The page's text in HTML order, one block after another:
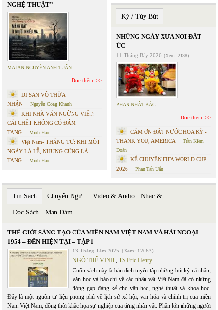
NGHỆ THUẬT”
MAI AN NGUYỄN ANH TUẤN
Đọc thêm
DI SẢN VÔ THỪA
NHẬN
Nguyễn Công Khanh
KHI NHÀ VĂN NGỪNG VIẾT:
CÁI CHẾT KHÔNG CÓ ĐÁM
TANG
Minh Hạo
Việt Nam- THÁNG TƯ: KHI MỘT
NGÀY LÀ LỄ, NHƯNG CŨNG LÀ
TANG
Minh Hạo
Ký / Tùy Bút
NHỮNG NGÀY XƯA NƠI ĐẤT
ÚC
11 Tháng Bảy 2026 (Xem: 2138)
PHAN NHẬT BẮC
Đọc thêm
CÁM ƠN ĐẤT NƯỚC HOA KỲ -
THANK YOU, AMERICA
Trần Kiêm
Đoàn
KỂ CHUYỆN FIFA WORLD CUP
2026
Phan Tấn Uẩn
Tin Sách Chuyển Ngữ Video & Audio : Nhạc & . . .
Đọc Sách - Mạn Đàm
THẾ GIỚI SÁNG TẠO CỦA MIỀN NAM VIỆT NAM VÀ HẢI NGOẠI
1954 – ĐẾN HIỆN TẠI – TẬP 1
13 Tháng Tám 2025 (Xem: 12063)
NGÔ THẾ VINH, TS Eric Henry
Cuốn sách này là bản dịch tuyển tập những bút ký cá nhân,
văn học và báo chí về các nhân vật Việt Nam đã có những
đóng góp đáng kể cho văn học, nghệ thuật và khoa học.
Đây là một nguồn tư liệu phong phú về lịch sử xã hội, văn hóa và chính trị của miền
Nam Việt Nam, đồng thời khắc họa sự nghiệp của từng nhân vật. Phần lớn những người